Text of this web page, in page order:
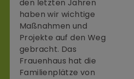
den letzten Jahren
haben wir wichtige
Maßnahmen und
Projekte auf den Weg
gebracht. Das
Frauenhaus hat die
Familienplätze von